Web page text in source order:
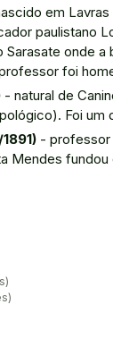
em
paulistano
onde
foi
- natural de
Foi
- professor
Mendes